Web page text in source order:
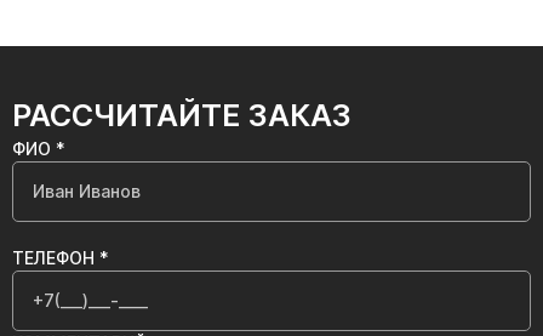
РАССЧИТАЙТЕ ЗАКАЗ
ФИО *
ТЕЛЕФОН *